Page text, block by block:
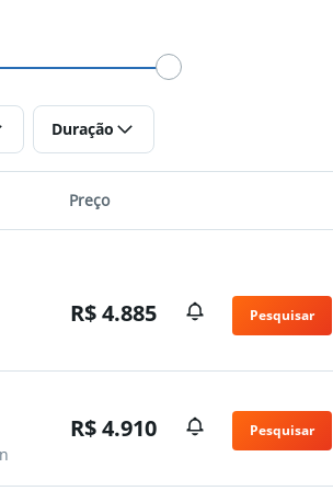
Duração
Preço
R$ 4.885 Pesquisar
R$ 4.910 Pesquisar